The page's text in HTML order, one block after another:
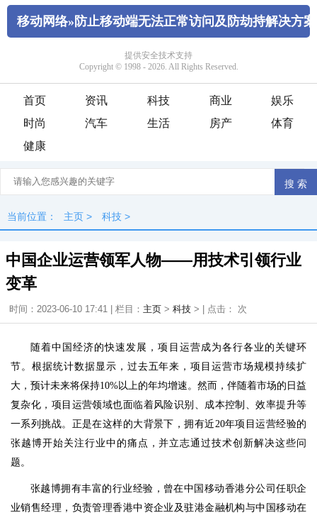
首页 资讯 科技 商业
娱乐
时尚
汽车 生活 房产
体育
健康
当前位置： 主页 > 科技 >
中国企业运营领军人物——用技术引领行业
变革
时间：2023-06-10 17:41 | 栏目： 主页 > 科技 > | 点击： 次
随着中国经济的快速发展，项目运营成为各行各业的关键环
节。根据统计数据显示，过去五年来，项目运营市场规模持续扩
大，预计未来将保持10%以上的年均增速。然而，伴随着市场的日益
复杂化，项目运营领域也面临着风险识别、成本控制、效率提升等
一系列挑战。正是在这样的大背景下，拥有近20年项目运营经验的
张越博开始关注行业中的痛点，并立志通过技术创新解决这些问
题。
张越博拥有丰富的行业经验，曾在中国移动香港分公司任职企
业销售经理，负责管理香港中资企业及驻港金融机构与中国移动在